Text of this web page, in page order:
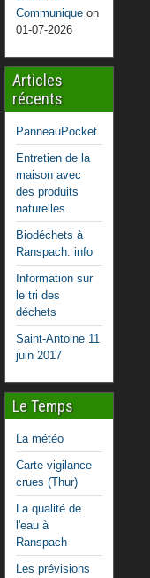
Communique on
01-07-2026
Articles
récents
PanneauPocket
Entretien de la
maison avec
des produits
naturelles
Biodéchets à
Ranspach: info
Information sur
le tri des
déchets
Saint-Antoine 11
juin 2017
Le Temps
La météo
Carte vigilance
crues (Thur)
La qualité de
l'eau à
Ranspach
Les prévisions